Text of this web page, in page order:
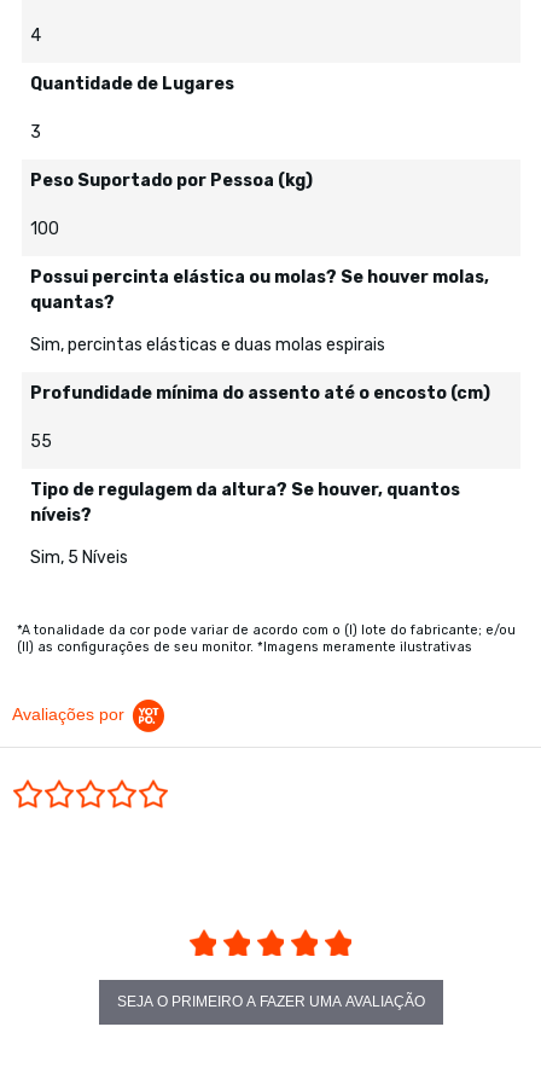
4
Quantidade de Lugares
3
Peso Suportado por Pessoa (kg)
100
Possui percinta elástica ou molas? Se houver molas,
quantas?
Sim, percintas elásticas e duas molas espirais
Profundidade mínima do assento até o encosto (cm)
55
Tipo de regulagem da altura? Se houver, quantos
níveis?
Sim, 5 Níveis
*A tonalidade da cor pode variar de acordo com o (I) lote do fabricante; e/ou
(II) as configurações de seu monitor. *Imagens meramente ilustrativas
Avaliações por
SEJA O PRIMEIRO A FAZER UMA AVALIAÇÃO